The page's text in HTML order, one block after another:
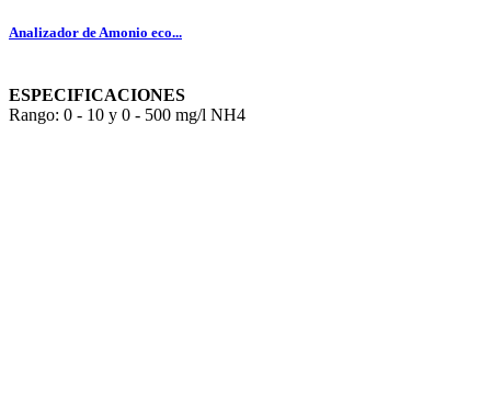
Analizador de Amonio eco...
ESPECIFICACIONES
Rango: 0 - 10 y 0 - 500 mg/l NH4